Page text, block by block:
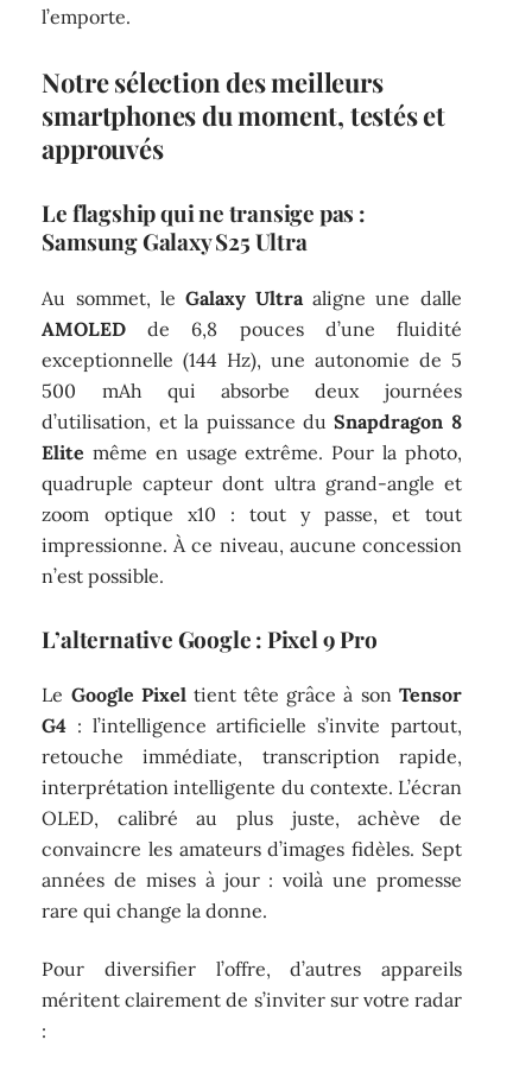
l’emporte.
Notre sélection des meilleurs
smartphones du moment, testés et
approuvés
Le flagship qui ne transige pas :
Samsung Galaxy S25 Ultra
Au sommet, le Galaxy Ultra aligne une dalle
AMOLED de 6,8 pouces d’une fluidité
exceptionnelle (144 Hz), une autonomie de 5
500 mAh qui absorbe deux journées
d’utilisation, et la puissance duSnapdragon 8
Elite même en usage extrême. Pour la photo,
quadruple capteur dont ultra grand-angle et
zoom optique x10 : tout y passe, et tout
impressionne. À ce niveau, aucune concession
n’est possible.
L’alternative Google : Pixel 9 Pro
Le Google Pixeltient tête grâce à son Tensor
G4 : l’intelligence artificielle s’invite partout,
retouche immédiate, transcription rapide,
interprétation intelligente du contexte. L’écran
OLED, calibré au plus juste, achève de
convaincre les amateurs d’images fidèles. Sept
années de mises à jour : voilà une promesse
rare qui change la donne.
Pour diversifier l’offre, d’autres appareils
méritent clairement de s’inviter sur votre radar
: